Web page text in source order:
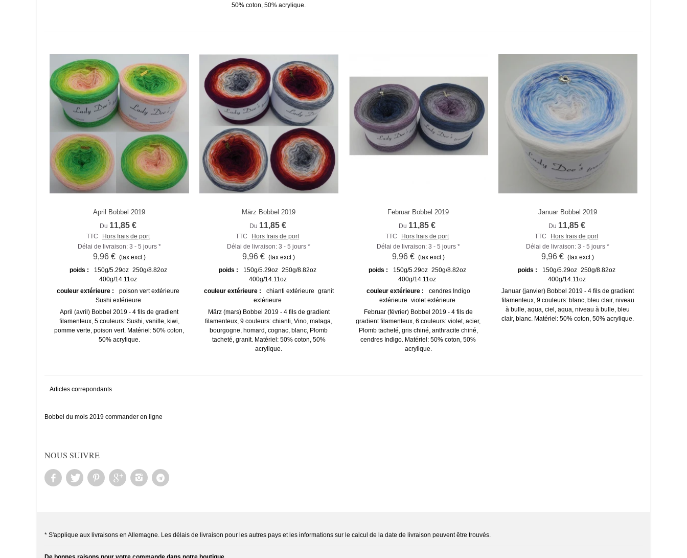
50% coton, 50% acrylique.
Comparer
April Bobbel 2019
Du 11,85 €
TTC
Hors frais de port
Délai de livraison: 3 - 5 jours *
9,96 € (tax excl.)
poids :
150g/5.29oz 250g/8.82oz
400g/14.11oz
couleur extérieure :
poison vert extérieure
Sushi extérieure
April (avril) Bobbel 2019 - 4 fils de gradient
filamenteux, 5 couleurs: Sushi, vanille, kiwi,
pomme verte, poison vert. Matériel: 50% coton,
50% acrylique.
Comparer
März Bobbel 2019
Du 11,85 €
TTC
Hors frais de port
Délai de livraison: 3 - 5 jours *
9,96 € (tax excl.)
poids :
150g/5.29oz 250g/8.82oz
400g/14.11oz
couleur extérieure :
chianti extérieure granit
extérieure
März (mars) Bobbel 2019 - 4 fils de gradient
filamenteux, 9 couleurs: chianti, Vino, malaga,
bourgogne, homard, cognac, blanc, Plomb
tacheté, granit. Matériel: 50% coton, 50%
acrylique.
Comparer
Februar Bobbel 2019
Du 11,85 €
TTC
Hors frais de port
Délai de livraison: 3 - 5 jours *
9,96 € (tax excl.)
poids :
150g/5.29oz 250g/8.82oz
400g/14.11oz
couleur extérieure :
cendres Indigo
extérieure violet extérieure
Februar (février) Bobbel 2019 - 4 fils de
gradient filamenteux, 6 couleurs: violet, acier,
Plomb tacheté, gris chiné, anthracite chiné,
cendres Indigo. Matériel: 50% coton, 50%
acrylique.
Comparer
Januar Bobbel 2019
Du 11,85 €
TTC
Hors frais de port
Délai de livraison: 3 - 5 jours *
9,96 € (tax excl.)
poids :
150g/5.29oz 250g/8.82oz
400g/14.11oz
Januar (janvier) Bobbel 2019 - 4 fils de gradient
filamenteux, 9 couleurs: blanc, bleu clair, niveau
à bulle, aqua, ciel, aqua, niveau à bulle, bleu
clair, blanc. Matériel: 50% coton, 50% acrylique.
Articles correpondants
Bobbel du mois 2019 commander en ligne
NOUS SUIVRE
* S'applique aux livraisons en Allemagne. Les délais de livraison pour les autres pays et les informations sur le calcul de la date de livraison peuvent être trouvés.